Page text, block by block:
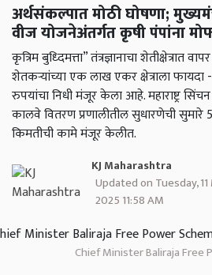
अर्थसंकल्पात मोठी घोषणा;
वीज योजनेअंतर्गत कृषी पंपांना
कृत्रिम बुध्दिमत्ता” तंत्रज्ञानाचा शेतीक्षेत्रात
शेतकऱ्यांच्या एक लाख एकर क्षेत्राला फायदा
रुपयांचा निधी मंजूर केला आहे. महाराष्ट्र
कालवे वितरण प्रणालीतील सुधारणेची सुमारे
किमतीची कामे मंजूर केलीत.
KJ Maharashtra
Updated on Tuesday,
2025 11:58 AM
Chief Minister Baliraja Free